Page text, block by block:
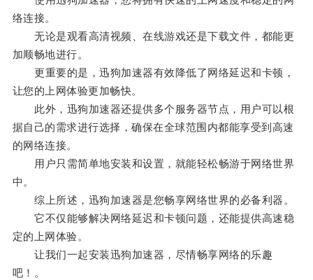
络连接。
无论是观看高清视频、在线游戏还是下载文件，都能更
加顺畅地进行。
更重要的是，迅狗加速器有效降低了网络延迟和卡顿，
让您的上网体验更加畅快。
此外，迅狗加速器还提供多个服务器节点，用户可以根
据自己的需求进行选择，确保在全球范围内都能享受到高速
的网络连接。
用户只需简单地安装和设置，就能轻松畅游于网络世界
中。
综上所述，迅狗加速器是您畅享网络世界的必备利器。
它不仅能够解决网络延迟和卡顿问题，还能提供高速稳
定的上网体验。
让我们一起安装迅狗加速器，尽情畅享网络的乐趣
吧！。